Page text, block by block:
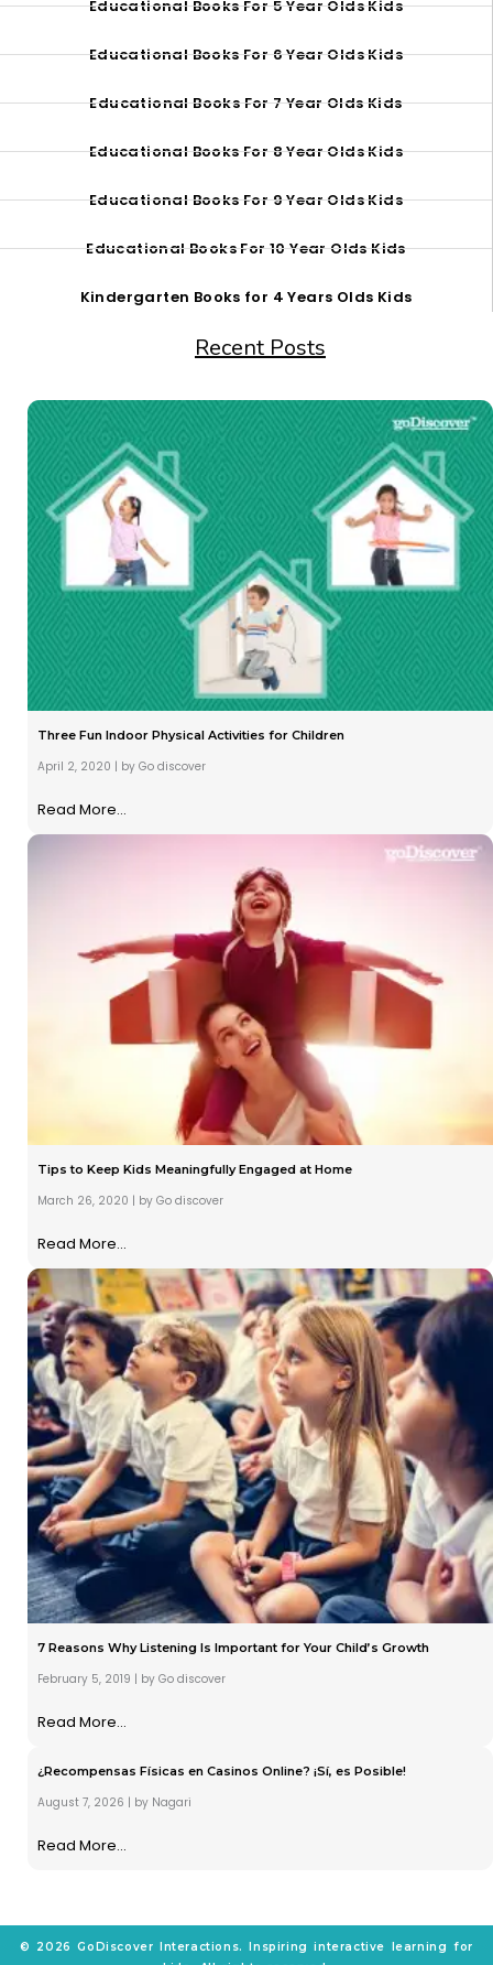
Educational Books For 5 Year Olds Kids
Educational Books For 6 Year Olds Kids
Educational Books For 7 Year Olds Kids
Educational Books For 8 Year Olds Kids
Educational Books For 9 Year Olds Kids
Educational Books For 10 Year Olds Kids
Kindergarten Books for 4 Years Olds Kids
Recent Posts
Three Fun Indoor Physical Activities for Children
April 2, 2020 | by Go discover
Read More...
Tips to Keep Kids Meaningfully Engaged at Home
March 26, 2020 | by Go discover
Read More...
7 Reasons Why Listening Is Important for Your Child’s Growth
February 5, 2019 | by Go discover
Read More...
¿Recompensas Físicas en Casinos Online? ¡Sí, es Posible!
August 7, 2026 | by Nagari
Read More...
© 2026 GoDiscover Interactions. Inspiring interactive learning for